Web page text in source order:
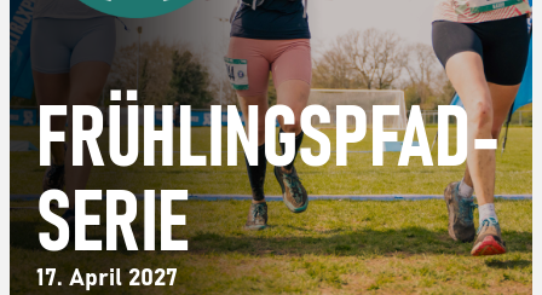
FRÜHLINGSPFAD-
SERIE
17. April 2027